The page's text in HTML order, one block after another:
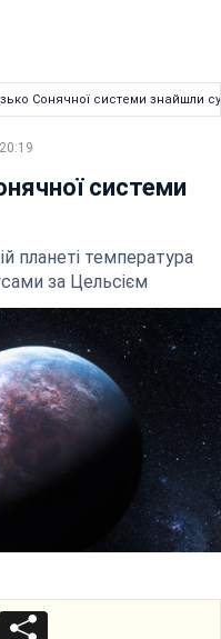
Сонячної системи знайшли
системи
планеті температура
за Цельсієм